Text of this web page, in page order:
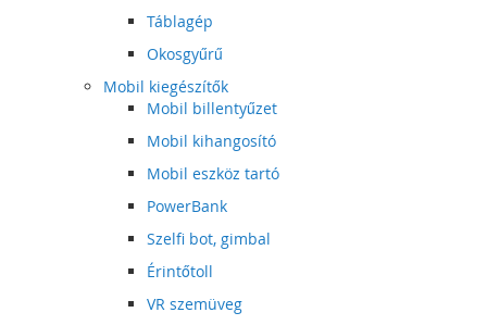
Táblagép
Okosgyűrű
Mobil kiegészítők
Mobil billentyűzet
Mobil kihangosító
Mobil eszköz tartó
PowerBank
Szelfi bot, gimbal
Érintőtoll
VR szemüveg